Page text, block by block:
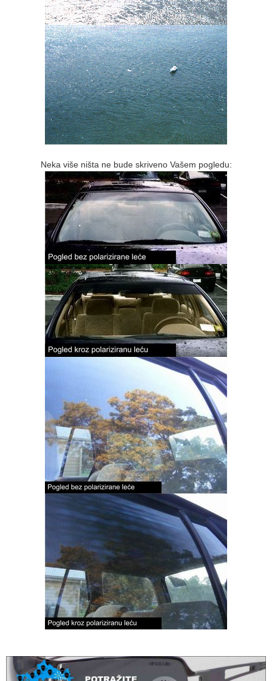
Neka više ništa ne bude skriveno Vašem pogledu: